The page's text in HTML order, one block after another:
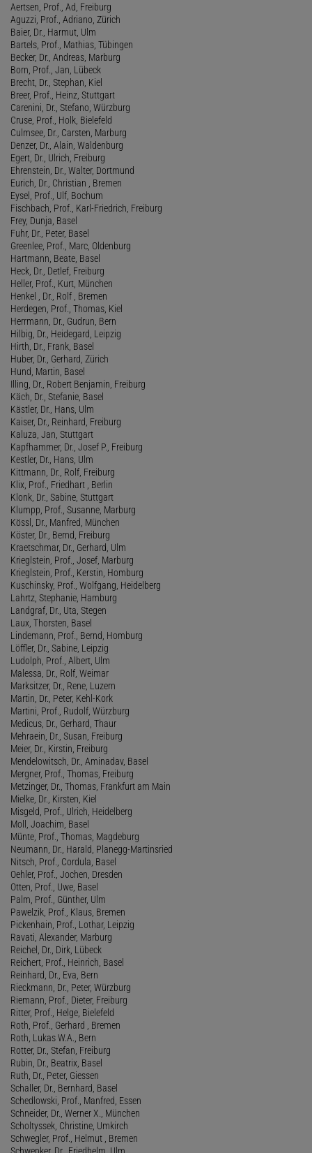
Aertsen, Prof., Ad, Freiburg
Aguzzi, Prof., Adriano, Zürich
Baier, Dr., Harmut, Ulm
Bartels, Prof., Mathias, Tübingen
Becker, Dr., Andreas, Marburg
Born, Prof., Jan, Lübeck
Brecht, Dr., Stephan, Kiel
Breer, Prof., Heinz, Stuttgart
Carenini, Dr., Stefano, Würzburg
Cruse, Prof., Holk, Bielefeld
Culmsee, Dr., Carsten, Marburg
Denzer, Dr., Alain, Waldenburg
Egert, Dr., Ulrich, Freiburg
Ehrenstein, Dr., Walter, Dortmund
Eurich, Dr., Christian , Bremen
Eysel, Prof., Ulf, Bochum
Fischbach, Prof., Karl-Friedrich, Freiburg
Frey, Dunja, Basel
Fuhr, Dr., Peter, Basel
Greenlee, Prof., Marc, Oldenburg
Hartmann, Beate, Basel
Heck, Dr., Detlef, Freiburg
Heller, Prof., Kurt, München
Henkel , Dr., Rolf , Bremen
Herdegen, Prof., Thomas, Kiel
Herrmann, Dr., Gudrun, Bern
Hilbig, Dr., Heidegard, Leipzig
Hirth, Dr., Frank, Basel
Huber, Dr., Gerhard, Zürich
Hund, Martin, Basel
Illing, Dr., Robert Benjamin, Freiburg
Käch, Dr., Stefanie, Basel
Kästler, Dr., Hans, Ulm
Kaiser, Dr., Reinhard, Freiburg
Kaluza, Jan, Stuttgart
Kapfhammer, Dr., Josef P., Freiburg
Kestler, Dr., Hans, Ulm
Kittmann, Dr., Rolf, Freiburg
Klix, Prof., Friedhart , Berlin
Klonk, Dr., Sabine, Stuttgart
Klumpp, Prof., Susanne, Marburg
Kössl, Dr., Manfred, München
Köster, Dr., Bernd, Freiburg
Kraetschmar, Dr., Gerhard, Ulm
Krieglstein, Prof., Josef, Marburg
Krieglstein, Prof., Kerstin, Homburg
Kuschinsky, Prof., Wolfgang, Heidelberg
Lahrtz, Stephanie, Hamburg
Landgraf, Dr., Uta, Stegen
Laux, Thorsten, Basel
Lindemann, Prof., Bernd, Homburg
Löffler, Dr., Sabine, Leipzig
Ludolph, Prof., Albert, Ulm
Malessa, Dr., Rolf, Weimar
Marksitzer, Dr., Rene, Luzern
Martin, Dr., Peter, Kehl-Kork
Martini, Prof., Rudolf, Würzburg
Medicus, Dr., Gerhard, Thaur
Mehraein, Dr., Susan, Freiburg
Meier, Dr., Kirstin, Freiburg
Mendelowitsch, Dr., Aminadav, Basel
Mergner, Prof., Thomas, Freiburg
Metzinger, Dr., Thomas, Frankfurt am Main
Mielke, Dr., Kirsten, Kiel
Misgeld, Prof., Ulrich, Heidelberg
Moll, Joachim, Basel
Münte, Prof., Thomas, Magdeburg
Neumann, Dr., Harald, Planegg-Martinsried
Nitsch, Prof., Cordula, Basel
Oehler, Prof., Jochen, Dresden
Otten, Prof., Uwe, Basel
Palm, Prof., Günther, Ulm
Pawelzik, Prof., Klaus, Bremen
Pickenhain, Prof., Lothar, Leipzig
Ravati, Alexander, Marburg
Reichel, Dr., Dirk, Lübeck
Reichert, Prof., Heinrich, Basel
Reinhard, Dr., Eva, Bern
Rieckmann, Dr., Peter, Würzburg
Riemann, Prof., Dieter, Freiburg
Ritter, Prof., Helge, Bielefeld
Roth, Prof., Gerhard , Bremen
Roth, Lukas W.A., Bern
Rotter, Dr., Stefan, Freiburg
Rubin, Dr., Beatrix, Basel
Ruth, Dr., Peter, Giessen
Schaller, Dr., Bernhard, Basel
Schedlowski, Prof., Manfred, Essen
Schneider, Dr., Werner X., München
Scholtyssek, Christine, Umkirch
Schwegler, Prof., Helmut , Bremen
Schwenker, Dr., Friedhelm, Ulm